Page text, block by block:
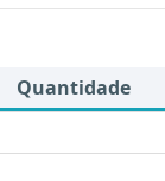
Quantidade